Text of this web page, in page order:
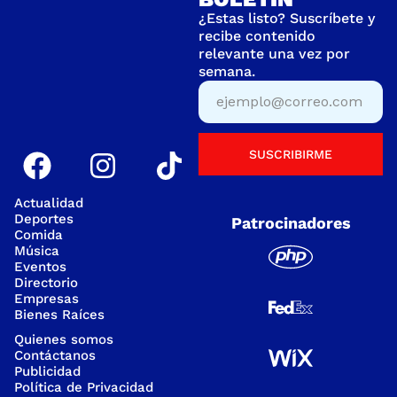
Actualidad
Deportes
Comida
Música
Eventos
Directorio
Empresas
Bienes Raíces
Quienes somos
Contáctanos
Publicidad
Política de Privacidad
¿Estas listo? Suscríbete y
recibe contenido
relevante una vez por
semana.
SUSCRIBIRME
Patrocinadores